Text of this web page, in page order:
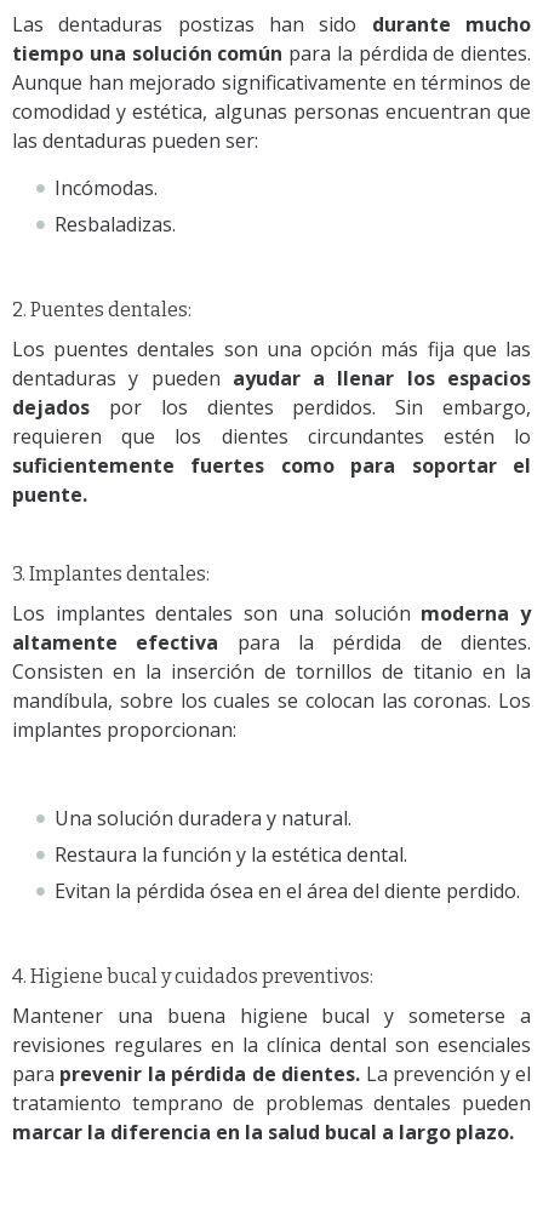
Las dentaduras postizas han sido durante mucho
tiempo una solución común para la pérdida de dientes.
Aunque han mejorado significativamente en términos de
comodidad y estética, algunas personas encuentran que
las dentaduras pueden ser:
Incómodas.
Resbaladizas.
2. Puentes dentales:
Los puentes dentales son una opción más fija que las
dentaduras y pueden ayudar a llenar los espacios
dejados por los dientes perdidos. Sin embargo,
requieren que los dientes circundantes estén lo
suficientemente fuertes como para soportar el
puente.
3. Implantes dentales:
Los implantes dentales son una solución moderna y
altamente efectiva para la pérdida de dientes.
Consisten en la inserción de tornillos de titanio en la
mandíbula, sobre los cuales se colocan las coronas. Los
implantes proporcionan:
Una solución duradera y natural.
Restaura la función y la estética dental.
Evitan la pérdida ósea en el área del diente perdido.
4. Higiene bucal y cuidados preventivos:
Mantener una buena higiene bucal y someterse a
revisiones regulares en la clínica dental son esenciales
para prevenir la pérdida de dientes. La prevención y el
tratamiento temprano de problemas dentales pueden
marcar la diferencia en la salud bucal a largo plazo.